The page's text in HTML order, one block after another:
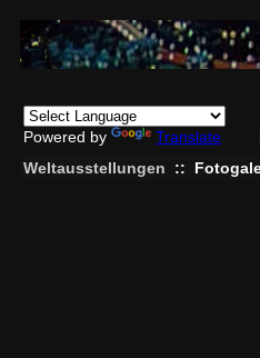
Powered by Translate
Weltausstellungen
::